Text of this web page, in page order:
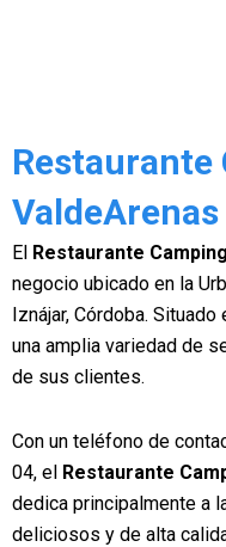
Restaurante
El Restaurante
negocio ubicado en la
Iznájar, Córdoba.
una amplia variedad de
de sus clientes.
Con un teléfono de
04, el Restaurante
dedica principalmente a
deliciosos y de alta